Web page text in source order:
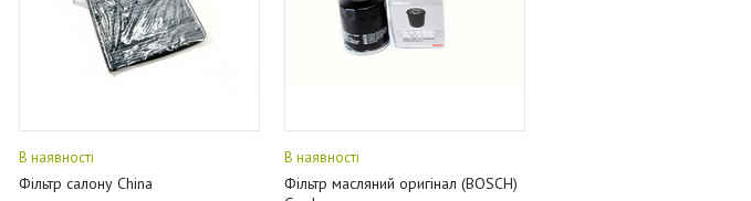
В наявності
Фільтр салону China
В наявності
Фільтр масляний оригінал (BOSCH)